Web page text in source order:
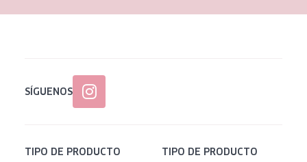
SÍGUENOS
TIPO DE PRODUCTO TIPO DE PRODUCTO